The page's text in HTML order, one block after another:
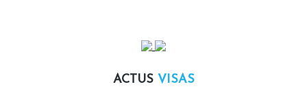
ACTUS VISAS